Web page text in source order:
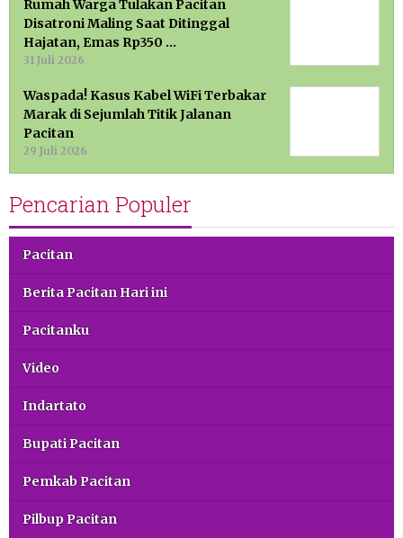
Rumah Warga Tulakan Pacitan
Disatroni Maling Saat Ditinggal
Hajatan, Emas Rp350 …
31 Juli 2026
Waspada! Kasus Kabel WiFi Terbakar
Marak di Sejumlah Titik Jalanan
Pacitan
29 Juli 2026
Pencarian Populer
Pacitan
Berita Pacitan Hari ini
Pacitanku
Video
Indartato
Bupati Pacitan
Pemkab Pacitan
Pilbup Pacitan